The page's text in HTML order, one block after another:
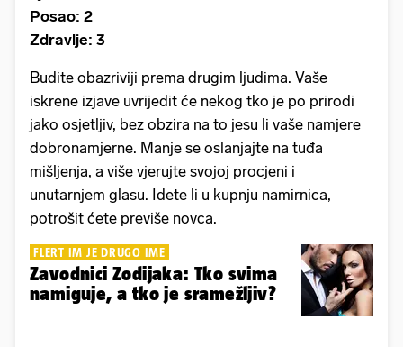
Posao: 2
Zdravlje: 3
Budite obazriviji prema drugim ljudima. Vaše
iskrene izjave uvrijedit će nekog tko je po prirodi
jako osjetljiv, bez obzira na to jesu li vaše namjere
dobronamjerne. Manje se oslanjajte na tuđa
mišljenja, a više vjerujte svojoj procjeni i
unutarnjem glasu. Idete li u kupnju namirnica,
potrošit ćete previše novca.
FLERT IM JE DRUGO IME
Zavodnici Zodijaka: Tko svima
namiguje, a tko je sramežljiv?